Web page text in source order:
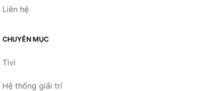
Liên hệ
CHUYÊN MỤC
Tivi
Hệ thống giải trí